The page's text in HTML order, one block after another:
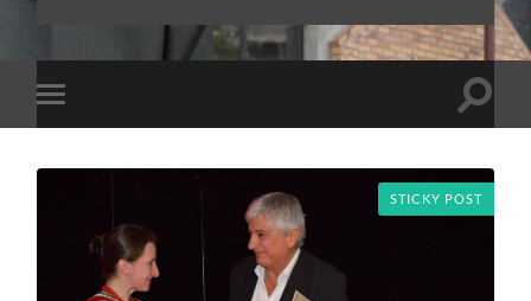
Toggle
mobile
Toggle
STICKY POST